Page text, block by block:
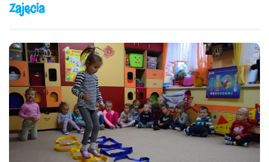
Zajęcia